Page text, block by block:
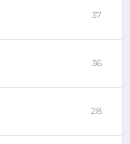
37
36
28